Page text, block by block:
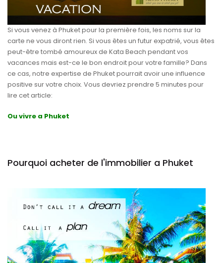
Si vous venez à Phuket pour la première fois, les noms sur la
carte ne vous diront rien. Si vous êtes un futur expatrié, vous êtes
peut-être tombé amoureux de Kata Beach pendant vos
vacances mais est-ce le bon endroit pour votre famille? Dans
ce cas, notre expertise de Phuket pourrait avoir une influence
positive sur votre choix. Vous devriez prendre 5 minutes pour
lire cet article:
Ou vivre a Phuket
Pourquoi acheter de l'immobilier a Phuket